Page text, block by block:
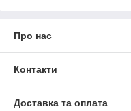
Про нас
Контакти
Доставка та оплата